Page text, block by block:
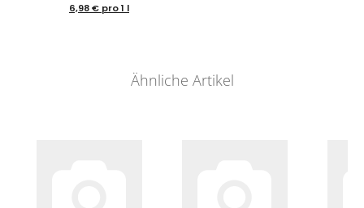
6,98 € pro 1 l
Ähnliche Artikel